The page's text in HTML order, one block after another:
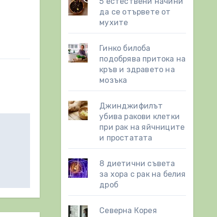
да се отървете от
мухите
Гинко билоба
подобрява притока на
кръв и здравето на
мозъка
Джинджифилът
убива ракови клетки
при рак на яйчниците
и простатата
8 диетични съвета
за хора с рак на белия
дроб
Северна Корея